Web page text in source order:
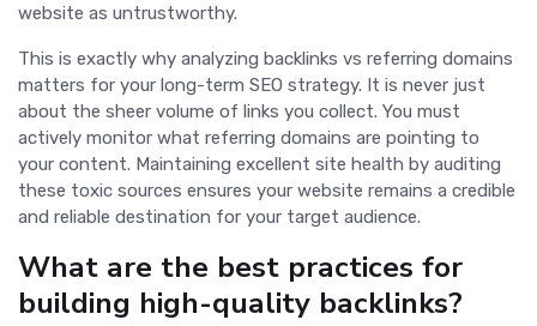
website as untrustworthy.
This is exactly why analyzing backlinks vs referring domains
matters for your long-term SEO strategy. It is never just
about the sheer volume of links you collect. You must
actively monitor what referring domains are pointing to
your content. Maintaining excellent site health by auditing
these toxic sources ensures your website remains a credible
and reliable destination for your target audience.
What are the best practices for
building high-quality backlinks?